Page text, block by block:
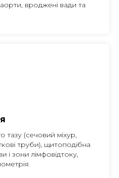
вроджені вади та
тазу (сечовий міхур,
труби), щитоподібна
і зони лімфовідтоку,